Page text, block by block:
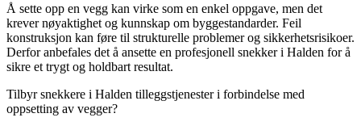
Å sette opp en vegg kan virke som en enkel oppgave, men det
krever nøyaktighet og kunnskap om byggestandarder. Feil
konstruksjon kan føre til strukturelle problemer og sikkerhetsrisikoer.
Derfor anbefales det å ansette en profesjonell snekker i Halden for å
sikre et trygt og holdbart resultat.
Tilbyr snekkere i Halden tilleggstjenester i forbindelse med
oppsetting av vegger?